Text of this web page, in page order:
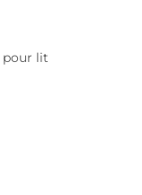
pour lit